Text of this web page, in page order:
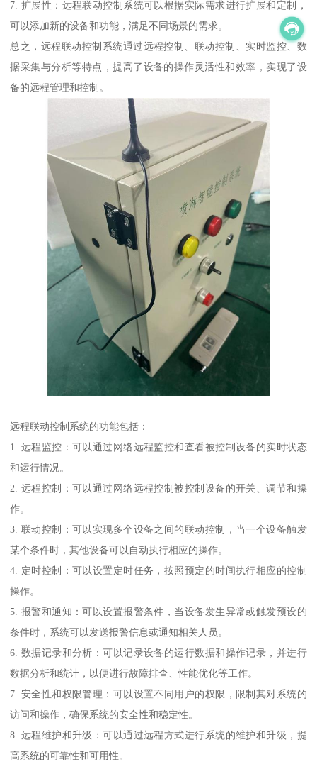
7. 扩展性：远程联动控制系统可以根据实际需求进行扩展和定制，
可以添加新的设备和功能，满足不同场景的需求。
总之，远程联动控制系统通过远程控制、联动控制、实时监控、数
据采集与分析等特点，提高了设备的操作灵活性和效率，实现了设
备的远程管理和控制。
远程联动控制系统的功能包括：
1. 远程监控：可以通过网络远程监控和查看被控制设备的实时状态
和运行情况。
2. 远程控制：可以通过网络远程控制被控制设备的开关、调节和操
作。
3. 联动控制：可以实现多个设备之间的联动控制，当一个设备触发
某个条件时，其他设备可以自动执行相应的操作。
4. 定时控制：可以设置定时任务，按照预定的时间执行相应的控制
操作。
5. 报警和通知：可以设置报警条件，当设备发生异常或触发预设的
条件时，系统可以发送报警信息或通知相关人员。
6. 数据记录和分析：可以记录设备的运行数据和操作记录，并进行
数据分析和统计，以便进行故障排查、性能优化等工作。
7. 安全性和权限管理：可以设置不同用户的权限，限制其对系统的
访问和操作，确保系统的安全性和稳定性。
8. 远程维护和升级：可以通过远程方式进行系统的维护和升级，提
高系统的可靠性和可用性。